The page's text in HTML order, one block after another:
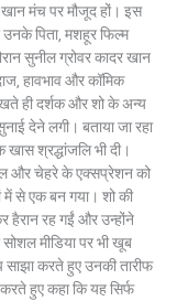
खान मंच पर मौजूद हों। इस
पिता, मशहूर फिल्म
सुनील ग्रोवर कादर खान
हावभाव और कॉमिक
ही दर्शक और शो के अन्य
देने लगी। बताया जा रहा
श्रद्धांजलि भी दी।
और चेहरे के एक्सप्रेशन को
में से एक बन गया। शो की
रह गईं और उन्होंने
मीडिया पर भी खूब
साझा करते हुए उनकी तारीफ
हुए कहा कि यह सिर्फ